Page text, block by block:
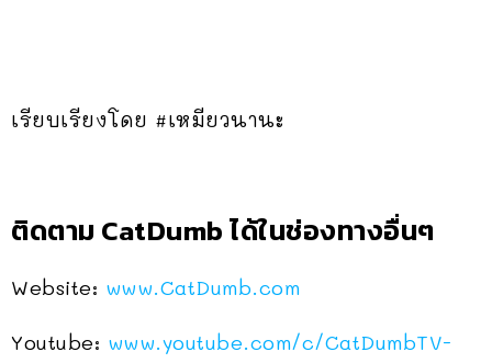
เรียบเรียงโดย #เหมียวนานะ
ติดตาม CatDumb ได้ในช่องทางอื่นๆ
Website: www.CatDumb.com
Youtube: www.youtube.com/c/CatDumbTV-